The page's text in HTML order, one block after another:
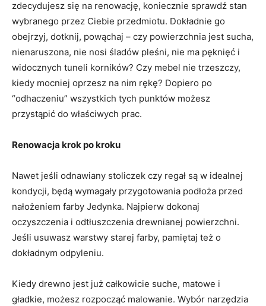
zdecydujesz się na renowację, koniecznie sprawdź stan
wybranego przez Ciebie przedmiotu. Dokładnie go
obejrzyj, dotknij, powąchaj – czy powierzchnia jest sucha,
nienaruszona, nie nosi śladów pleśni, nie ma pęknięć i
widocznych tuneli korników? Czy mebel nie trzeszczy,
kiedy mocniej oprzesz na nim rękę? Dopiero po
“odhaczeniu” wszystkich tych punktów możesz
przystąpić do właściwych prac.
Renowacja krok po kroku
Nawet jeśli odnawiany stoliczek czy regał są w idealnej
kondycji, będą wymagały przygotowania podłoża przed
nałożeniem farby Jedynka. Najpierw dokonaj
oczyszczenia i odtłuszczenia drewnianej powierzchni.
Jeśli usuwasz warstwy starej farby, pamiętaj też o
dokładnym odpyleniu.
Kiedy drewno jest już całkowicie suche, matowe i
gładkie, możesz rozpocząć malowanie. Wybór narzędzia